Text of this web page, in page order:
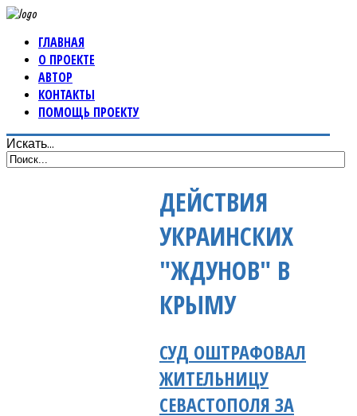
ГЛАВНАЯ
О ПРОЕКТЕ
АВТОР
КОНТАКТЫ
ПОМОЩЬ ПРОЕКТУ
Искать...
ДЕЙСТВИЯ
УКРАИНСКИХ
"ЖДУНОВ" В
КРЫМУ
СУД ОШТРАФОВАЛ
ЖИТЕЛЬНИЦУ
СЕВАСТОПОЛЯ ЗА